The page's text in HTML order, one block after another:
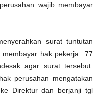
wajib membayar
surat tuntutan
membayar hak pekerja 77
agar surat tersebut
perusahan mengatakan
Direktur dan berjanji tgl